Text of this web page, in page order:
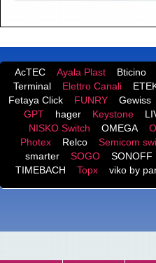
AcTEC Ayala Plast Bticino
Terminal
Elettro Canali
Fetaya Click
FUNRY Gewiss
GPT
hager Keystone
NISKO Switch
OMEGA
Photex
Relco Semicom
smarter
SOGO SONOFF
TIMEBACH
Topx viko by